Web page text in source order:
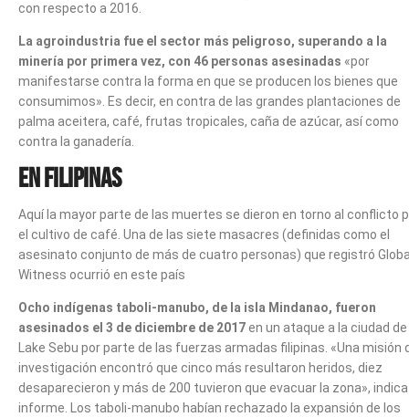
con respecto a 2016.
La agroindustria fue el sector más peligroso, superando a la
minería por primera vez, con 46 personas asesinadas «por
manifestarse contra la forma en que se producen los bienes que
consumimos». Es decir, en contra de las grandes plantaciones de
palma aceitera, café, frutas tropicales, caña de azúcar, así como
contra la ganadería.
En Filipinas
Aquí la mayor parte de las muertes se dieron en torno al conflicto
el cultivo de café. Una de las siete masacres (definidas como el
asesinato conjunto de más de cuatro personas) que registró
Witness ocurrió en este país
Ocho indígenas taboli-manubo, de la isla Mindanao, fueron
asesinados el 3 de diciembre de 2017en un ataque a la ciudad de
Lake Sebu por parte de las fuerzas armadas filipinas. «Una misión
investigación encontró que cinco más resultaron heridos, diez
desaparecieron y más de 200 tuvieron que evacuar la zona»,
informe. Los taboli-manubo habían rechazado la expansión de los